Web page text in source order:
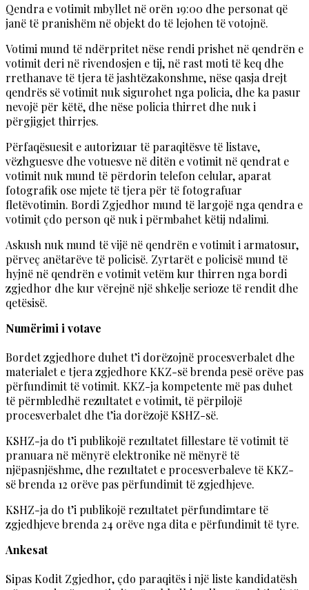
Qendra e votimit mbyllet në orën 19:00 dhe personat që
janë të pranishëm në objekt do të lejohen të votojnë.
Votimi mund të ndërpritet nëse rendi prishet në qendrën e
votimit deri në rivendosjen e tij, në rast moti të keq dhe
rrethanave të tjera të jashtëzakonshme, nëse qasja drejt
qendrës së votimit nuk sigurohet nga policia, dhe ka pasur
nevojë për këtë, dhe nëse policia thirret dhe nuk i
përgjigjet thirrjes.
Përfaqësuesit e autorizuar të paraqitësve të listave,
vëzhguesve dhe votuesve në ditën e votimit në qendrat e
votimit nuk mund të përdorin telefon celular, aparat
fotografik ose mjete të tjera për të fotografuar
fletëvotimin. Bordi Zgjedhor mund të largojë nga qendra e
votimit çdo person që nuk i përmbahet këtij ndalimi.
Askush nuk mund të vijë në qendrën e votimit i armatosur,
përveç anëtarëve të policisë. Zyrtarët e policisë mund të
hyjnë në qendrën e votimit vetëm kur thirren nga bordi
zgjedhor dhe kur vërejnë një shkelje serioze të rendit dhe
qetësisë.
Numërimi i votave
Bordet zgjedhore duhet t’i dorëzojnë procesverbalet dhe
materialet e tjera zgjedhore KKZ-së brenda pesë orëve pas
përfundimit të votimit. KKZ-ja kompetente më pas duhet
të përmbledhë rezultatet e votimit, të përpilojë
procesverbalet dhe t’ia dorëzojë KSHZ-së.
KSHZ-ja do t’i publikojë rezultatet fillestare të votimit të
pranuara në mënyrë elektronike në mënyrë të
njëpasnjëshme, dhe rezultatet e procesverbaleve të KKZ-
së brenda 12 orëve pas përfundimit të zgjedhjeve.
KSHZ-ja do t’i publikojë rezultatet përfundimtare të
zgjedhjeve brenda 24 orëve nga dita e përfundimit të tyre.
Ankesat
Sipas Kodit Zgjedhor, çdo paraqitës i një liste kandidatësh